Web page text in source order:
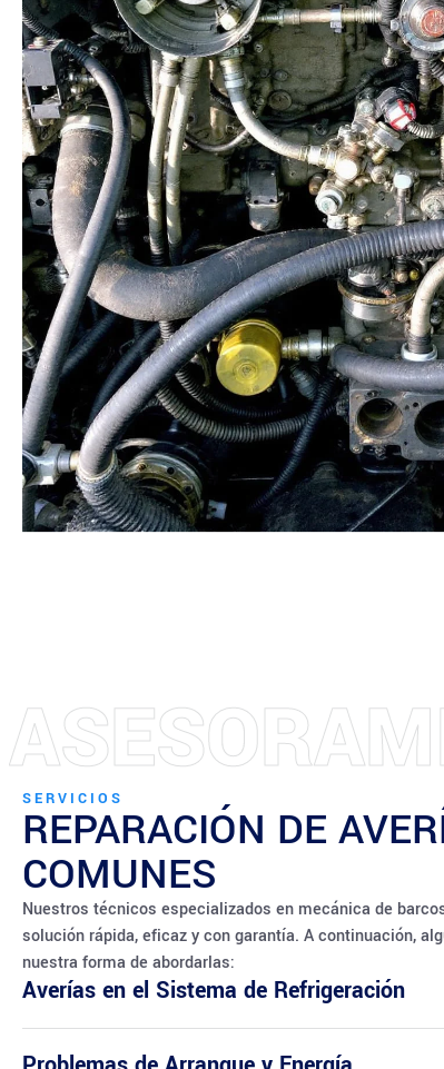
SERVICIOS
REPARACIÓN DE
COMUNES
Nuestros técnicos especializados en mecánica de
solución rápida, eficaz y con garantía. A continuación,
nuestra forma de abordarlas:
Averías en el Sistema de Refrigeración
A M
MANTENI M